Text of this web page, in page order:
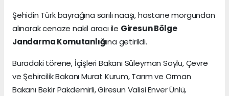
Şehidin Türk bayrağına sarılı naaşı, hastane morgundan
alınarak cenaze nakil aracı ile Giresun Bölge
Jandarma Komutanlığına getirildi.
Buradaki törene, İçişleri Bakanı Süleyman Soylu, Çevre
ve Şehircilik Bakanı Murat Kurum, Tarım ve Orman
Bakanı Bekir Pakdemirli, Giresun Valisi Enver Ünlü,